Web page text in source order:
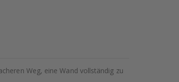
Weg, eine Wand vollständig zu